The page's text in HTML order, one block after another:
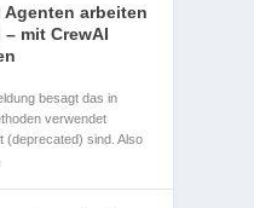
Agenten arbeiten
mit CrewAI
besagt das in
verwendet
(deprecated) sind. Also